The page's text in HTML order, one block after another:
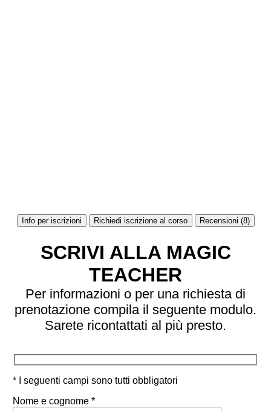
Info per iscrizioni Richiedi iscrizione al corso Recensioni (8)
SCRIVI ALLA MAGIC
TEACHER
Per informazioni o per una richiesta di
prenotazione compila il seguente modulo.
Sarete ricontattati al più presto.
* I seguenti campi sono tutti obbligatori
Nome e cognome *